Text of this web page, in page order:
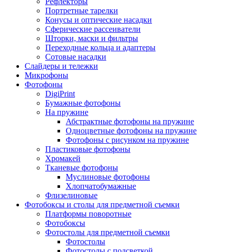
Портретные тарелки
Конусы и оптические насадки
Сферические рассеиватели
Шторки, маски и фильтры
Переходные кольца и адаптеры
Сотовые насадки
Слайдеры и тележки
Микрофоны
Фотофоны
DigiPrint
Бумажные фотофоны
На пружине
Абстрактные фотофоны на пружине
Одноцветные фотофоны на пружине
Фотофоны с рисунком на пружине
Пластиковые фотофоны
Хромакей
Тканевые фотофоны
Муслиновые фотофоны
Хлопчатобумажные
Флизелиновые
Фотобоксы и столы для предметной съемки
Платформы поворотные
Фотобоксы
Фотостолы для предметной съемки
Фотостолы